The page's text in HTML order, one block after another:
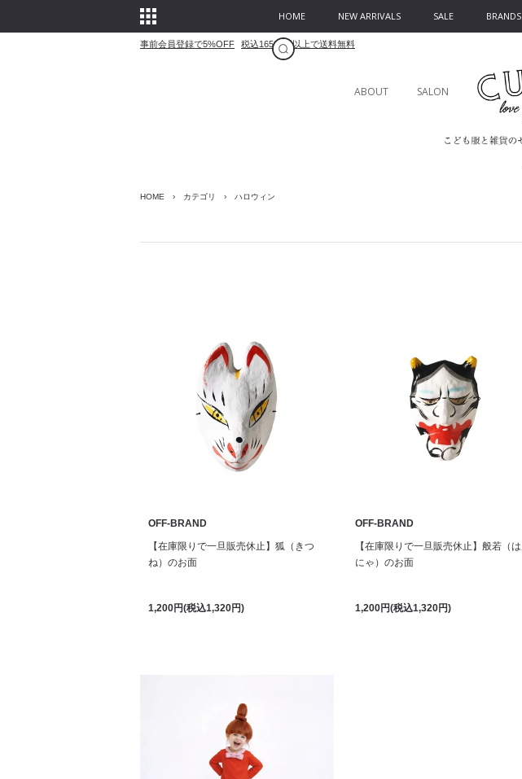
HOME NEW ARRIVALS SALE BRANDS
事前会員登録で5%OFF 税込16500円以上で送料無料
ABOUT SALON
HOME › カテゴリ › ハロウィン
OFF-BRAND
【在庫限りで一旦販売休止】狐（きつ
ね）のお面
1,200円(税込1,320円)
OFF-BRAND
【在庫限りで一旦販売休止】般若（
にゃ）のお面
1,200円(税込1,320円)